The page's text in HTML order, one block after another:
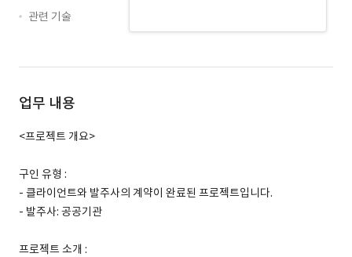
관련 기술
업무 내용
<프로젝트 개요>
구인 유형 :
- 클라이언트와 발주사의 계약이 완료된 프로젝트입니다.
- 발주사: 공공기관
프로젝트 소개 :